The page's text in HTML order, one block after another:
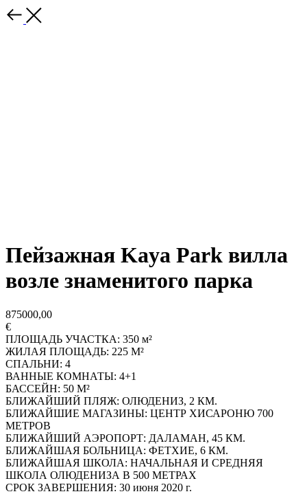
Пейзажная Kaya Park вилла
возле знаменитого парка
875000,00
€
ПЛОЩАДЬ УЧАСТКА: 350 м²
ЖИЛАЯ ПЛОЩАДЬ: 225 М²
СПАЛЬНИ: 4
ВАННЫЕ КОМНАТЫ: 4+1
БАССЕЙН: 50 М²
БЛИЖАЙШИЙ ПЛЯЖ: ОЛЮДЕНИЗ, 2 КМ.
БЛИЖАЙШИЕ МАГАЗИНЫ: ЦЕНТР ХИСАРОНЮ 700
МЕТРОВ
БЛИЖАЙШИЙ АЭРОПОРТ: ДАЛАМАН, 45 КМ.
БЛИЖАЙШАЯ БОЛЬНИЦА: ФЕТХИЕ, 6 КМ.
БЛИЖАЙШАЯ ШКОЛА: НАЧАЛЬНАЯ И СРЕДНЯЯ
ШКОЛА ОЛЮДЕНИЗА В 500 МЕТРАХ
СРОК ЗАВЕРШЕНИЯ: 30 июня 2020 г.